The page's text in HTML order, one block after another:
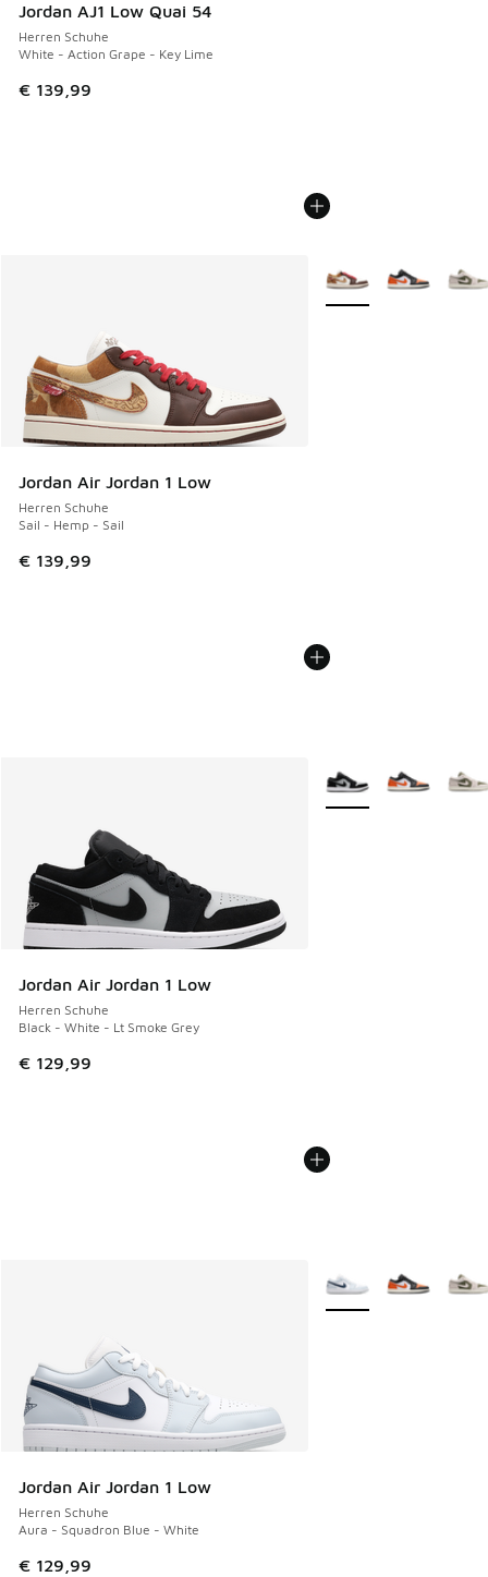
Jordan AJ1 Low Quai 54
Herren Schuhe
White - Action Grape - Key Lime
€ 139,99
Jordan Air Jordan 1 Low
Herren Schuhe
Sail - Hemp - Sail
€ 139,99
Weitere Farben
Jordan Air Jordan 1 Low
Herren Schuhe
Black - White - Lt Smoke Grey
€ 129,99
Weitere Farben
Jordan Air Jordan 1 Low
Herren Schuhe
Aura - Squadron Blue - White
€ 129,99
Weitere Farben